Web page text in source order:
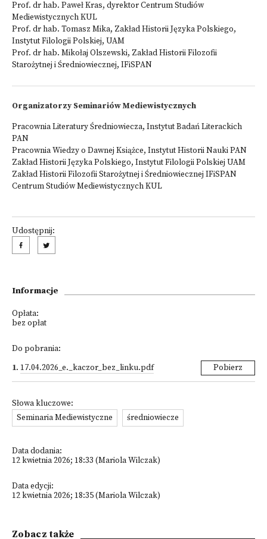
Prof. dr hab. Paweł Kras, dyrektor Centrum Studiów
Mediewistycznych KUL
Prof. dr hab. Tomasz Mika, Zakład Historii Języka Polskiego,
Instytut Filologii Polskiej, UAM
Prof. dr hab. Mikołaj Olszewski, Zakład Historii Filozofii
Starożytnej i Średniowiecznej, IFiSPAN
Organizatorzy Seminariów Mediewistycznych
Pracownia Literatury Średniowiecza, Instytut Badań Literackich
PAN
Pracownia Wiedzy o Dawnej Książce, Instytut Historii Nauki PAN
Zakład Historii Języka Polskiego, Instytut Filologii Polskiej UAM
Zakład Historii Filozofii Starożytnej i Średniowiecznej IFiSPAN
Centrum Studiów Mediewistycznych KUL
Udostępnij:
Informacje
Opłata:
bez opłat
Do pobrania:
1. 17.04.2026_e._kaczor_bez_linku.pdf Pobierz
Słowa kluczowe:
Seminaria Mediewistyczne
średniowiecze
Data dodania:
12 kwietnia 2026; 18:33 (Mariola Wilczak)
Data edycji:
12 kwietnia 2026; 18:35 (Mariola Wilczak)
Zobacz także